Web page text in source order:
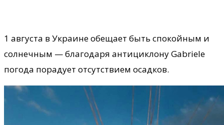
1 августа в Украине обещает быть спокойным и
солнечным — благодаря антициклону Gabriele
погода порадует отсутствием осадков.